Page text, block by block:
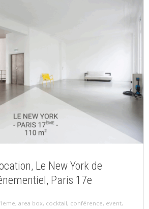
Le New York de
Paris 17e
, area box, cocktail, conférence, event,